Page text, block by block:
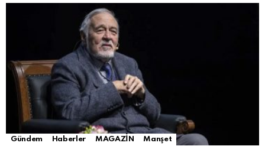
Gündem Haberler MAGAZİN Manşet